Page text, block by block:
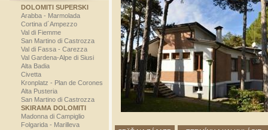
DOLOMITI SUPERSKI
Arabba - Marmolada
Cortina d´Ampezzo
Val di Fiemme
San Martino di Castrozza
Val di Fassa - Carezza
Val Gardena-Alpe di Siusi
Alta Badia
Civetta
Kronplatz - Plan de Corones
Alta Pusteria
San Martino di Castrozza
SKIRAMA DOLOMITI
Madonna di Campiglio
Folgarida - Marilleva